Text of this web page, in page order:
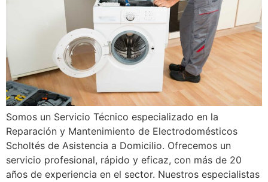
Somos un Servicio Técnico especializado en la
Reparación y Mantenimiento de Electrodomésticos
Scholtés de Asistencia a Domicilio. Ofrecemos un
servicio profesional, rápido y eficaz, con más de 20
años de experiencia en el sector. Nuestros especialistas